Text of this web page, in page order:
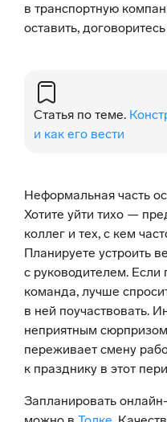
в транспортную
оставить,
Статья по теме.
и как его вести
Неформальная часть
Хотите уйти тихо —
коллег и тех, с кем
Планируете устроить
с руководителем. Если
команда, лучше
в ней поучаствовать.
неприятным
переживает смену
к празднику в этот
Запланировать